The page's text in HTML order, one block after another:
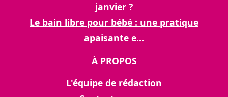
janvier ?
Le bain libre pour bébé : une pratique
apaisante e...
À PROPOS
L'équipe de rédaction